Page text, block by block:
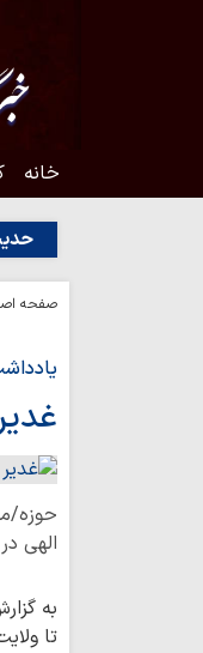
خانه
صفحه
حوزه/
الهی
به
تا